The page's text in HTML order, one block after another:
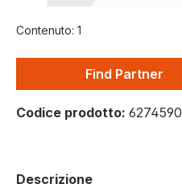
Contenuto: 1
Find Partner
Codice prodotto: 6274590
Descrizione